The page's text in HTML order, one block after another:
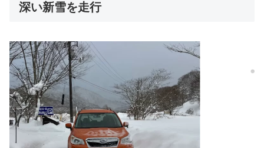
深い新雪を走行